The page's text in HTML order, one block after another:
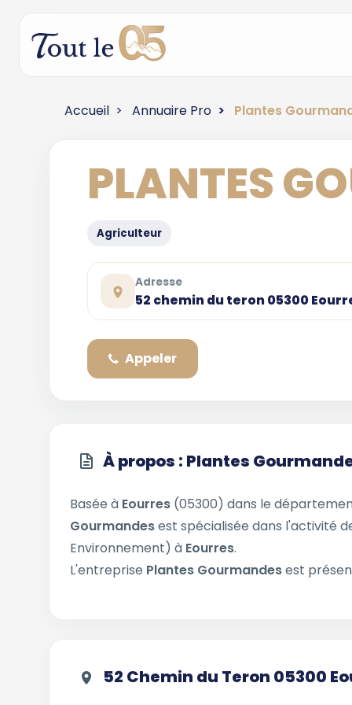
Accueil Annuaire Pro Plantes
PLANTES
Agriculteur
Adresse
52 chemin du teron 05300
Appeler
À propos : Plantes
Basée à Eourres (05300) dans le
Gourmandesest spécialisée dans l'activité
Environnement) à Eourres.
L'entreprise Plantes Gourmandesest
52 Chemin du Teron 05300